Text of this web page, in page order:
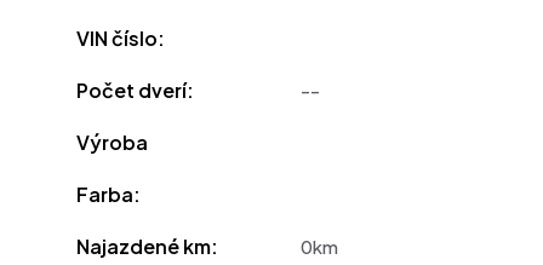
VIN číslo:
Počet dverí: --
Výroba
Farba:
Najazdené km: 0km